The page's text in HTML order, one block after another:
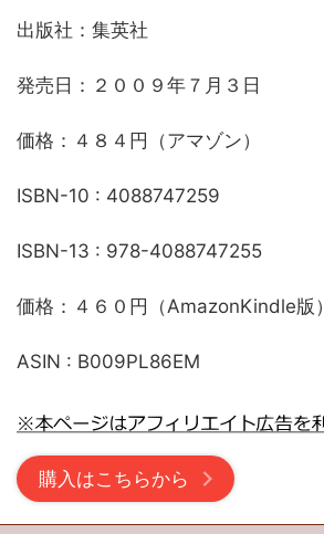
出版社：集英社
発売日：２００９年７月３日
価格：４８４円（アマゾン）
ISBN-10 : 4088747259
ISBN-13 : 978-4088747255
価格：４６０円（AmazonKindle版）
ASIN : B009PL86EM
購入はこちらから